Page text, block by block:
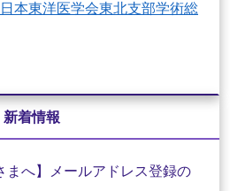
本東洋医学会東北支部学術総
新着情報
まへ】メールアドレス登録の